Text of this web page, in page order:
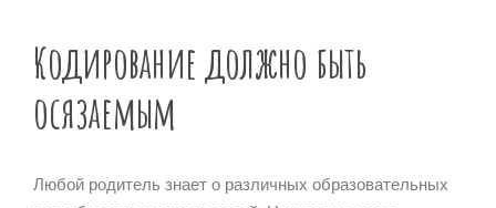
Кодирование должно быть
осязаемым
Любой родитель знает о различных образовательных